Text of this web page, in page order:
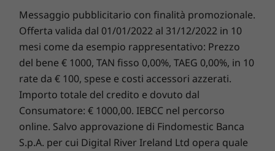
ThinkPad T14s di terza generazione include
molte opzioni per lo schermo, fino a OLED 2.8K
con Dolby Vision™ e tecnologia con
certificazione Eyesafe® di bassa emissione di
luce blu. Ogni schermo vanta l'esteso formato
16:10, per una maggiore superficie in verticale
su cui lavorare. Questo notebook vanta anche
un eccellente sistema di altoparlanti Dolby
Audio™ con tecnologia di soppressione del
Peso
A partire da 1,22 kg
Dimensioni (A x L x P)
31,75 cm x 22.69 cm x 1.66 cm
Tastiera
Retroilluminata
TrackPoint
TrackPad
32 GB
Unità disco
fisso
Up to 2TB PCIe
SSD Gen 4
DDR5, 6400MT/s,
doppio DIMM
Unità disco
fisso
Fino a 2 TB PCIe
Gen4x4 SSD (2280)
Acquista
Unità
fisso
malware e altre minacce. Vivi a pieno un emozionante
viaggio virtuale!
Messaggio pubblicitario con finalità promozionale.
Offerta valida dal 01/01/2022 al 31/12/2022 in 10
mesi come da esempio rappresentativo: Prezzo
del bene € 1000, TAN fisso 0,00%, TAEG 0,00%, in 10
rate da € 100, spese e costi accessori azzerati.
Importo totale del credito e dovuto dal
Consumatore: € 1000,00. IEBCC nel percorso
online. Salvo approvazione di Findomestic Banca
S.p.A. per cui Digital River Ireland Ltd opera quale